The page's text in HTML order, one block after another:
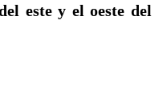
este y el oeste del